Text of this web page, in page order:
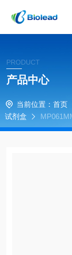
PRODUCT
产品中心
当前位置： 首页
试剂盒